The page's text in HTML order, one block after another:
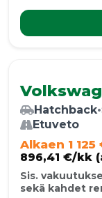
Hatchback•
Etuveto
Alkaen 1
896,41 €/kk
Sis.
sekä kahdet